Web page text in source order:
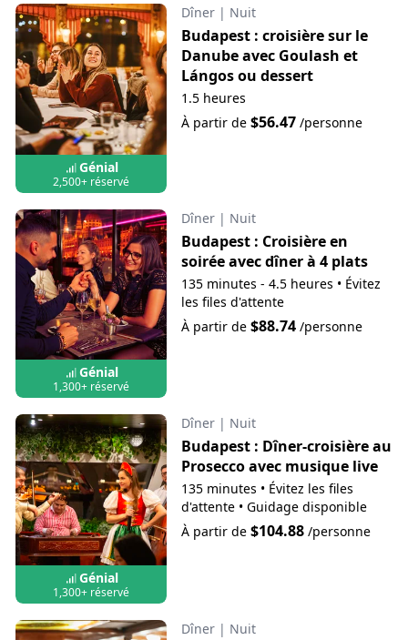
Génial
2,500+ réservé
Dîner | Nuit
Budapest : croisière sur le
Danube avec Goulash et
Lángos ou dessert
1.5 heures
À partir de $56.47/personne
Génial
1,300+ réservé
Dîner | Nuit
Budapest : Croisière en
soirée avec dîner à 4 plats
135 minutes - 4.5 heures • Évitez
les files d'attente
À partir de $88.74/personne
Génial
1,300+ réservé
Dîner | Nuit
Budapest : Dîner-croisière au
Prosecco avec musique live
135 minutes • Évitez les files
d'attente • Guidage disponible
À partir de $104.88/personne
Dîner | Nuit